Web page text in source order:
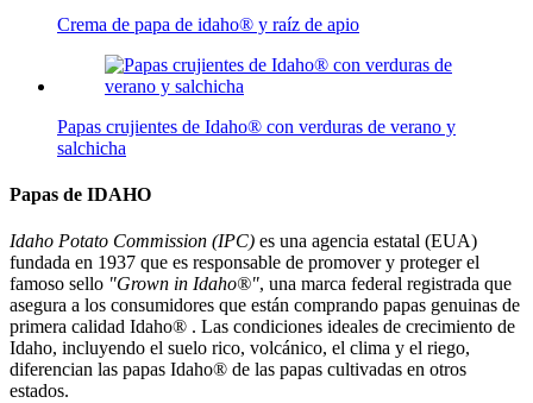
Crema de papa de idaho® y raíz de apio
Papas crujientes de Idaho® con verduras de verano y
salchicha
Papas de IDAHO
Idaho Potato Commission (IPC) es una agencia estatal (EUA)
fundada en 1937 que es responsable de promover y proteger el
famoso sello "Grown in Idaho®", una marca federal registrada que
asegura a los consumidores que están comprando papas genuinas de
primera calidad Idaho® . Las condiciones ideales de crecimiento de
Idaho, incluyendo el suelo rico, volcánico, el clima y el riego,
diferencian las papas Idaho® de las papas cultivadas en otros
estados.